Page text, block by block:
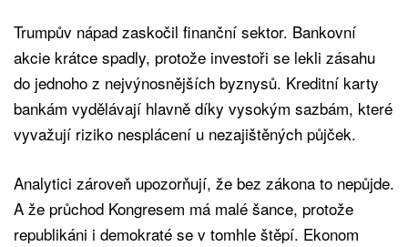
Trumpův nápad zaskočil finanční sektor. Bankovní
akcie krátce spadly, protože investoři se lekli zásahu
do jednoho z nejvýnosnějších byznysů. Kreditní karty
bankám vydělávají hlavně díky vysokým sazbám, které
vyvažují riziko nesplácení u nezajištěných půjček.
Analytici zároveň upozorňují, že bez zákona to nepůjde.
A že průchod Kongresem má malé šance, protože
republikáni i demokraté se v tomhle štěpí. Ekonom